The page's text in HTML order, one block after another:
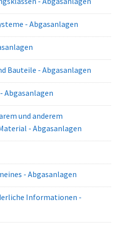
- Abgasanlagen
Bauteile - Abgasanlagen
und anderem
- Abgasanlagen
- Abgasanlagen
Informationen -